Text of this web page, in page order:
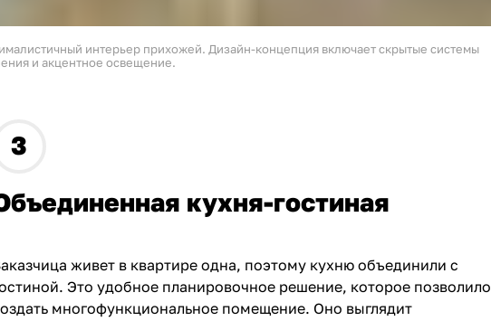
интерьер прихожей. Дизайн-концепция включает скрытые системы
и акцентное освещение.
кухня-гостиная
живет в квартире одна, поэтому кухню объединили с
Это удобное планировочное решение, которое позволило
многофункциональное помещение. Оно выглядит